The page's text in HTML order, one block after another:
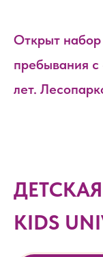
Открыт набор
пребывания
лет.
KIDS